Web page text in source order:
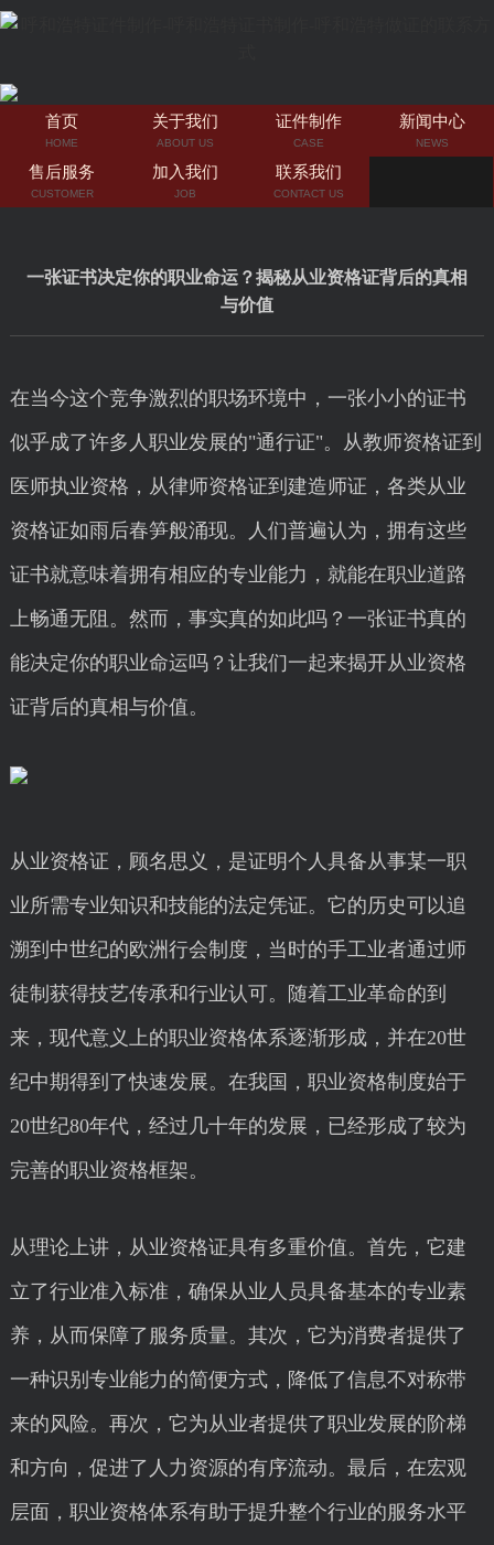
首页
HOME
关于我们
ABOUT US
证件制作
CASE
新闻中心
NEWS
售后服务
CUSTOMER
加入我们
JOB
联系我们
CONTACT US
一张证书决定你的职业命运？揭秘从业资格证背后的真相
与价值
在当今这个竞争激烈的职场环境中，一张小小的证书
似乎成了许多人职业发展的"通行证"。从教师资格证到
医师执业资格，从律师资格证到建造师证，各类从业
资格证如雨后春笋般涌现。人们普遍认为，拥有这些
证书就意味着拥有相应的专业能力，就能在职业道路
上畅通无阻。然而，事实真的如此吗？一张证书真的
能决定你的职业命运吗？让我们一起来揭开从业资格
证背后的真相与价值。
从业资格证，顾名思义，是证明个人具备从事某一职
业所需专业知识和技能的法定凭证。它的历史可以追
溯到中世纪的欧洲行会制度，当时的手工业者通过师
徒制获得技艺传承和行业认可。随着工业革命的到
来，现代意义上的职业资格体系逐渐形成，并在20世
纪中期得到了快速发展。在我国，职业资格制度始于
20世纪80年代，经过几十年的发展，已经形成了较为
完善的职业资格框架。
从理论上讲，从业资格证具有多重价值。首先，它建
立了行业准入标准，确保从业人员具备基本的专业素
养，从而保障了服务质量。其次，它为消费者提供了
一种识别专业能力的简便方式，降低了信息不对称带
来的风险。再次，它为从业者提供了职业发展的阶梯
和方向，促进了人力资源的有序流动。最后，在宏观
层面，职业资格体系有助于提升整个行业的服务水平